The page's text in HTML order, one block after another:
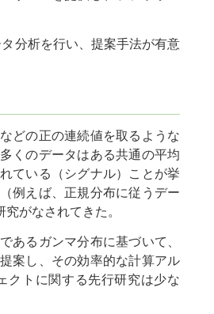
分析を行い、提案手法が有意
どの正の連続値を取るような
くのデータはある共通の平均
ている（シグナル）ことが挙
例えば、正規分布に従うデー
がなされてきた。
るガンマ分布に基づいて、
案し、その効率的な計算アル
クトに関する先行研究は少な